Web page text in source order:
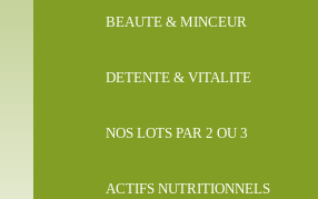
BEAUTE & MINCEUR
DETENTE & VITALITE
NOS LOTS PAR 2 OU 3
ACTIFS NUTRITIONNELS